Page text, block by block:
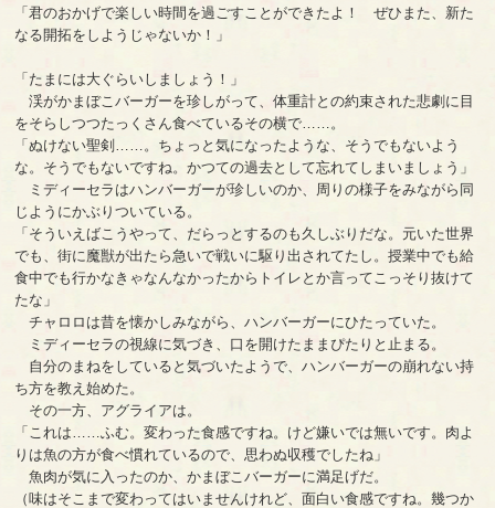
「君のおかげで楽しい時間を過ごすことができたよ！ ぜひまた、新た
なる開拓をしようじゃないか！」
「たまには大ぐらいしましょう！」
渓がかまぼこバーガーを珍しがって、体重計との約束された悲劇に目
をそらしつつたっくさん食べているその横で……。
「ぬけない聖剣……。ちょっと気になったような、そうでもないよう
な。そうでもないですね。かつての過去として忘れてしまいましょう」
ミディーセラはハンバーガーが珍しいのか、周りの様子をみながら同
じようにかぶりついている。
「そういえばこうやって、だらっとするのも久しぶりだな。元いた世界
でも、街に魔獣が出たら急いで戦いに駆り出されてたし。授業中でも給
食中でも行かなきゃなんなかったからトイレとか言ってこっそり抜けて
たな」
チャロロは昔を懐かしみながら、ハンバーガーにひたっていた。
ミディーセラの視線に気づき、口を開けたままぴたりと止まる。
自分のまねをしていると気づいたようで、ハンバーガーの崩れない持
ち方を教え始めた。
その一方、アグライアは。
「これは……ふむ。変わった食感ですね。けど嫌いでは無いです。肉よ
りは魚の方が食べ慣れているので、思わぬ収穫でしたね」
魚肉が気に入ったのか、かまぼこバーガーに満足げだ。
（味はそこまで変わってはいませんけれど、面白い食感ですね。幾つか